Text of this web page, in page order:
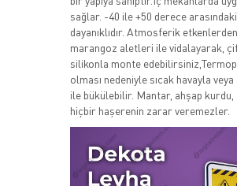
sağlar. -40 ile +50 derece arasındaki
dayanıklıdır. Atmosferik
marangoz aletleri ile vidalayarak,
silikonla monte
olması nedeniyle sıcak havayla
ile bükülebilir. Mantar, ahşap
hiçbir haşerenin zarar veremezler.